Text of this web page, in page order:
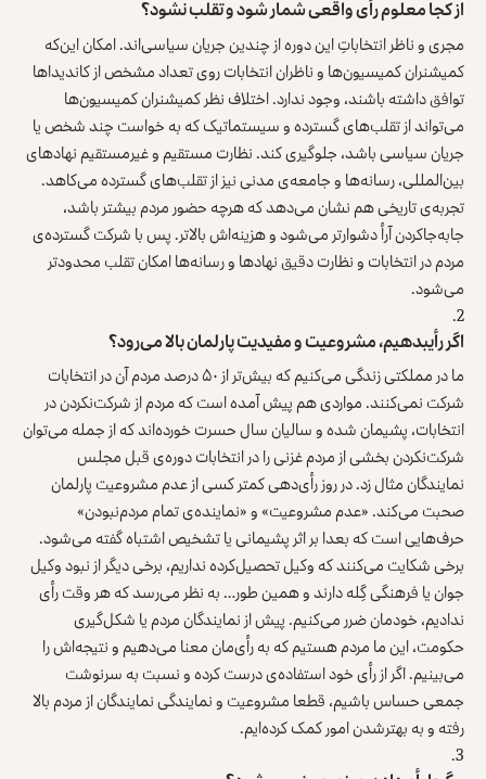
از کجا معلوم رأی واقعی شمار شود و تقلب نشود؟
مجری و ناظر انتخاباتِ این دوره از چندین جریان سیاسی‌اند. امکان این‌که
کمیشنران کمیسیون‌ها و ناظران انتخابات روی تعداد مشخص از کاندیداها
توافق داشته باشند، وجود ندارد. اختلاف نظر کمیشنران کمیسیون‌ها
می‌تواند از تقلب‌های گسترده و سیستماتیک که به خواست چند شخص یا
جریان سیاسی باشد، جلوگیری کند. نظارت مستقیم و غیرمستقیم نهادهای
بین‌المللی، رسانه‌ها و جامعه‌ی مدنی نیز از تقلب‌های گسترده می‌کاهد.
تجربه‌ی تاریخی هم نشان می‌دهد که هرچه حضور مردم بیشتر باشد،
جابه‌جاکردن آرأ دشوارتر می‌شود و هزینه‌اش بالاتر. پس با شرکت گسترده‌ی
مردم در انتخابات و نظارت دقیق نهادها و رسانه‌ها امکان تقلب محدودتر
می‌شود.
اگر رأیبدهیم، مشروعیت و مفیدیت پارلمان بالا می‌رود؟
ما در مملکتی زندگی می‌کنیم که بیش‌تر از ۵۰ درصد مردم آن در انتخابات
شرکت نمی‌کنند. مواردی هم پیش آمده است که مردم از شرکت‌نکردن در
انتخابات، پشیمان شده و سالیان سال حسرت خورده‌اند که از جمله می‌توان
شرکت‌نکردن بخشی از مردم غزنی را در انتخابات دوره‌ی قبل مجلس
نمایندگان مثال زد. در روز رأی‌دهی کمتر کسی از عدم مشروعیت پارلمان
صحبت می‌کند. «عدم مشروعیت» و «نماینده‌ی تمام مردم‌نبودن»
حرف‌هایی است که بعدا بر اثر پشیمانی یا تشخیص اشتباه گفته می‌شود.
برخی شکایت می‌کنند که وکیل تحصیل‌کرده نداریم، برخی دیگر از نبود وکیل
جوان یا فرهنگی گِله دارند و همین طور… به نظر می‌رسد که هر وقت رأی
ندادیم، خودمان ضرر می‌کنیم. پیش از نمایندگان مردم یا شکل‌گیری
حکومت، این ما مردم هستیم که به رأی‌مان معنا می‌دهیم و نتیجه‌اش را
می‌بینیم. اگر از رأی‌ خود استفاده‌ی درست کرده و نسبت به سرنوشت
جمعی حساس باشیم، قطعا مشروعیت و نمایندگی نمایندگان از مردم بالا
رفته و به بهترشدن امور کمک کرده‌ایم.